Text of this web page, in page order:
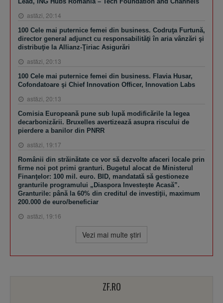
astăzi, 20:14
100 Cele mai puternice femei din business. Codruţa Furtună,
director general adjunct cu responsabilităţi în aria vânzări şi
distribuţie la Allianz-Ţiriac Asigurări
astăzi, 20:13
100 Cele mai puternice femei din business. Flavia Husar,
Cofondatoare şi Chief Innovation Officer, Innovation Labs
astăzi, 20:13
Comisia Europeană pune sub lupă modificările la legea
decarbonizării. Bruxelles avertizează asupra riscului de
pierdere a banilor din PNRR
astăzi, 19:17
Românii din străinătate ce vor să dezvolte afaceri locale prin
firme noi pot primi granturi. Bugetul alocat de Ministerul
Finanţelor: 100 mil. euro. BID, mandatată să gestioneze
granturile programului „Diaspora Investeşte Acasă”.
Granturile: până la 60% din creditul de investiţii, maximum
200.000 de euro/beneficiar
astăzi, 19:16
Vezi mai multe ştiri
ZF.RO